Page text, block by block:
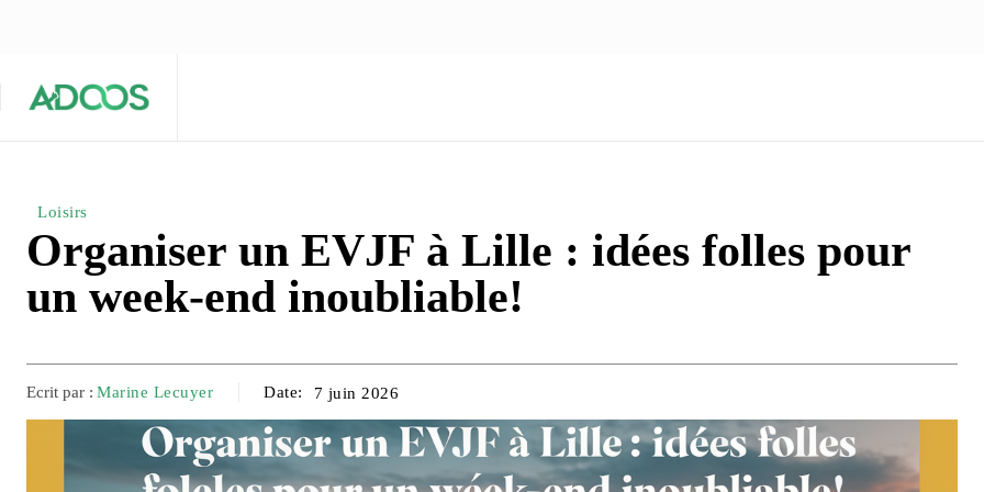
Loisirs
Organiser un EVJF à Lille : idées folles pour
un week-end inoubliable!
Ecrit par : Marine Lecuyer Date: 7 juin 2026